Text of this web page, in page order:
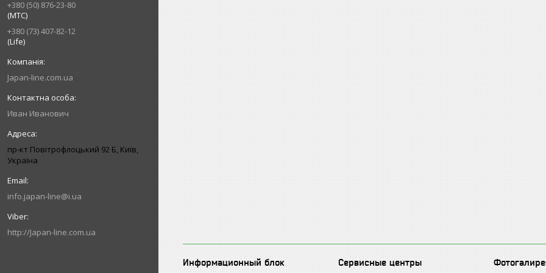
+380 (50) 876-23-80
(МТС)
+380 (73) 407-82-12
(Life)
Japan-line.com.ua
Иван Иванович
пр-кт Повітрофлоцький 92 Б, Київ,
Україна
info.japan-line@i.ua
http://Japan-line.com.ua
Информационный блок Сервисные центры